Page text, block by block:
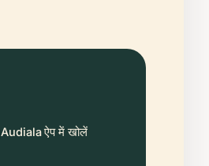
Audiala ऐप में खोलें